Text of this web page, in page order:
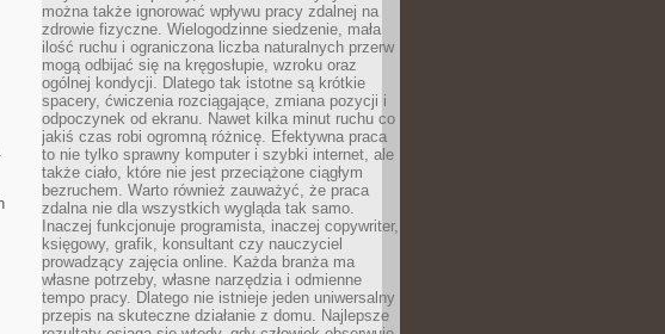
można także ignorować wpływu pracy zdalnej na
zdrowie fizyczne. Wielogodzinne siedzenie, mała
ilość ruchu i ograniczona liczba naturalnych przerw
mogą odbijać się na kręgosłupie, wzroku oraz
ogólnej kondycji. Dlatego tak istotne są krótkie
spacery, ćwiczenia rozciągające, zmiana pozycji i
odpoczynek od ekranu. Nawet kilka minut ruchu co
jakiś czas robi ogromną różnicę. Efektywna praca
to nie tylko sprawny komputer i szybki internet, ale
także ciało, które nie jest przeciążone ciągłym
bezruchem. Warto również zauważyć, że praca
zdalna nie dla wszystkich wygląda tak samo.
Inaczej funkcjonuje programista, inaczej copywriter,
księgowy, grafik, konsultant czy nauczyciel
prowadzący zajęcia online. Każda branża ma
własne potrzeby, własne narzędzia i odmienne
tempo pracy. Dlatego nie istnieje jeden uniwersalny
przepis na skuteczne działanie z domu. Najlepsze